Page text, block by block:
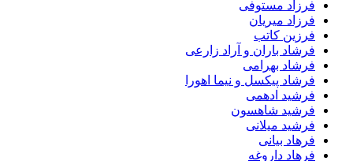
فرزاد مستوفی
فرزاد میریان
فرزین کاتب
فرشاد باران و آراد زارعی
فرشاد بهرامی
فرشاد پیکسل و نیما اهورا
فرشید ادهمی
فرشید شاهسون
فرشید میلانی
فرهاد بیانی
فرهاد داروغه